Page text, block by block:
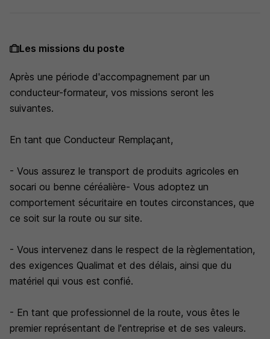
Les missions du poste
Après une période d'accompagnement par un
conducteur-formateur, vos missions seront les
suivantes.
En tant que Conducteur Remplaçant,
- Vous assurez le transport de produits agricoles en
socari ou benne céréalière- Vous adoptez un
comportement sécuritaire en toutes circonstances, que
ce soit sur la route ou sur site.
- Vous intervenez dans le respect de la règlementation,
des exigences Qualimat et des délais, ainsi que du
matériel qui vous est confié.
- En tant que professionnel de la route, vous êtes le
premier représentant de l'entreprise et de ses valeurs.